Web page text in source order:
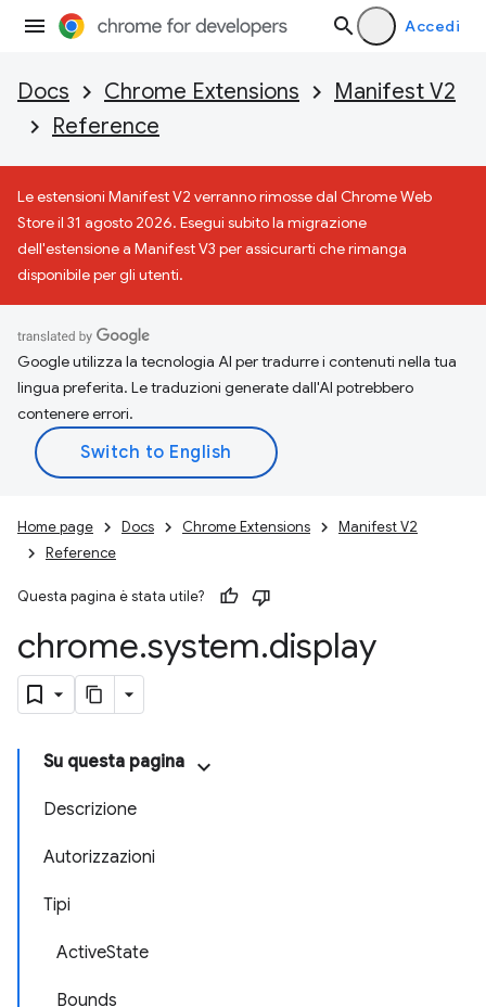
Accedi
Docs Chrome Extensions
Manifest V2
Reference
Le estensioni Manifest V2 verranno rimosse dal Chrome Web
Store il 31 agosto 2026. Esegui subito la migrazione
dell'estensione a Manifest V3 per assicurarti che rimanga
disponibile per gli utenti.
Google utilizza la tecnologia AI per tradurre i contenuti nella tua
lingua preferita. Le traduzioni generate dall'AI potrebbero
contenere errori.
Home page Docs Chrome Extensions
Manifest V2
Reference
Questa pagina è stata utile?
chrome.system.display
Su questa pagina
Descrizione
Autorizzazioni
Tipi
ActiveState
Bounds